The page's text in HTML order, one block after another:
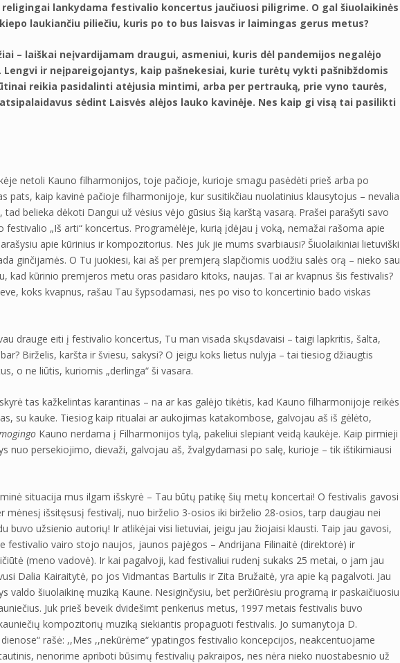
lankydama festivalio koncertus jaučiuosi piligrime. O gal šiuolaikinės
laukiančiu piliečiu, kuris po to bus laisvas ir laimingas gerus metus?
– laiškai neįvardijamam draugui, asmeniui, kuris dėl pandemijos negalėjo
ir neįpareigojantys, kaip pašnekesiai, kurie turėtų vykti pašnibždomis
reikia pasidalinti atėjusia mintimi, arba per pertrauką, prie vyno taurės,
sėdint Laisvės alėjos lauko kavinėje. Nes kaip gi visą tai pasilikti
netoli Kauno filharmonijos, toje pačioje, kurioje smagu pasėdėti prieš arba po
pats, kaip kavinė pačioje filharmonijoje, kur susitikčiau nuolatinius klausytojus – nevalia
tad belieka dėkoti Dangui už vėsius vėjo gūsius šią karštą vasarą. Prašei parašyti savo
festivalio „Iš arti“ koncertus. Programėlėje, kurią įdėjau į voką, nemažai rašoma apie
apie kūrinius ir kompozitorius. Nes juk jie mums svarbiausi? Šiuolaikiniai lietuviški
ginčijamės. O Tu juokiesi, kai aš per premjerą slapčiomis uodžiu salės orą – nieko sau
kad kūrinio premjeros metu oras pasidaro kitoks, naujas. Tai ar kvapnus šis festivalis?
koks kvapnus, rašau Tau šypsodamasi, nes po viso to koncertinio bado viskas
drauge eiti į festivalio koncertus, Tu man visada skųsdavaisi – taigi lapkritis, šalta,
Birželis, karšta ir šviesu, sakysi? O jeigu koks lietus nulyja – tai tiesiog džiaugtis
o ne liūtis, kuriomis „derlinga“ ši vasara.
tas kažkelintas karantinas – na ar kas galėjo tikėtis, kad Kauno filharmonijoje reikės
su kauke. Tiesiog kaip ritualai ar aukojimas katakombose, galvojau aš iš gėlėto,
Kauno nerdama į Filharmonijos tylą, pakeliui slepiant veidą kaukėje. Kaip pirmieji
nuo persekiojimo, dievaži, galvojau aš, žvalgydamasi po salę, kurioje – tik ištikimiausi
situacija mus ilgam išskyrė – Tau būtų patikę šių metų koncertai! O festivalis gavosi
mėnesį išsitęsusį festivalį, nuo birželio 3-osios iki birželio 28-osios, tarp daugiau nei
buvo užsienio autorių! Ir atlikėjai visi lietuviai, jeigu jau žiojaisi klausti. Taip jau gavosi,
festivalio vairo stojo naujos, jaunos pajėgos – Andrijana Filinaitė (direktorė) ir
(meno vadovė). Ir kai pagalvoji, kad festivaliui rudenį sukaks 25 metai, o jam jau
Dalia Kairaitytė, po jos Vidmantas Bartulis ir Zita Bružaitė, yra apie ką pagalvoti. Jau
valdo šiuolaikinę muziką Kaune. Nesiginčysiu, bet peržiūrėsiu programą ir paskaičiuosiu
Juk prieš beveik dvidešimt penkerius metus, 1997 metais festivalis buvo
kompozitorių muziką siekiantis propaguoti festivalis. Jo sumanytoja D.
rašė: ,,Mes ,,nekūrėme“ ypatingos festivalio koncepcijos, neakcentuojame
nenorime apriboti būsimų festivalių pakraipos, nes nėra nieko nuostabesnio už